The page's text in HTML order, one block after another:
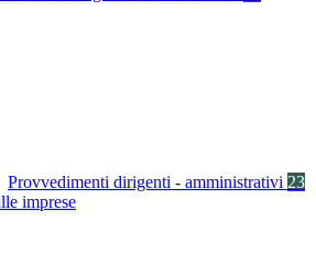
Provvedimenti dirigenti - amministrativi 23
imprese